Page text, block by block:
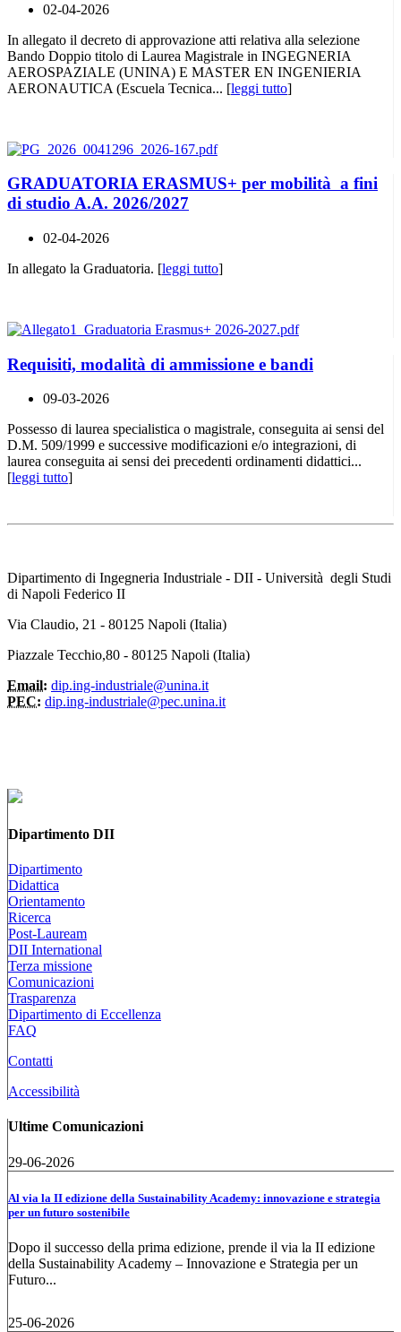
02-04-2026
In allegato il decreto di approvazione atti relativa alla selezione
Bando Doppio titolo di Laurea Magistrale in INGEGNERIA
AEROSPAZIALE (UNINA) E MASTER EN INGENIERIA
AERONAUTICA (Escuela Tecnica... [leggi tutto]
GRADUATORIA ERASMUS+ per mobilità a fini
di studio A.A. 2026/2027
02-04-2026
In allegato la Graduatoria. [leggi tutto]
Requisiti, modalità di ammissione e bandi
09-03-2026
Possesso di laurea specialistica o magistrale, conseguita ai sensi del
D.M. 509/1999 e successive modificazioni e/o integrazioni, di
laurea conseguita ai sensi dei precedenti ordinamenti didattici...
[leggi tutto]
Dipartimento di Ingegneria Industriale - DII - Università degli Studi
di Napoli Federico II
Via Claudio, 21 - 80125 Napoli (Italia)
Piazzale Tecchio,80 - 80125 Napoli (Italia)
Email: dip.ing-industriale@unina.it
PEC: dip.ing-industriale@pec.unina.it
Dipartimento DII
Dipartimento
Didattica
Orientamento
Ricerca
Post-Lauream
DII International
Terza missione
Comunicazioni
Trasparenza
Dipartimento di Eccellenza
FAQ
Contatti
Accessibilità
Ultime Comunicazioni
29-06-2026
Al via la II edizione della Sustainability Academy: innovazione e strategia
per un futuro sostenibile
Dopo il successo della prima edizione, prende il via la II edizione
della Sustainability Academy – Innovazione e Strategia per un
Futuro...
25-06-2026